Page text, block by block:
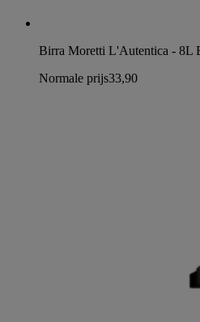
Birra Moretti L'Autentica - 8L
Normale prijs33,90